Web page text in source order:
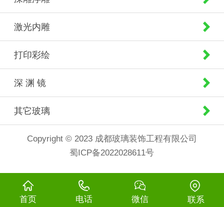
激光内雕
打印彩绘
深 渊 镜
其它玻璃
Copyright © 2023 成都玻璃装饰工程有限公司
蜀ICP备2022028611号
首页 电话 微信 联系